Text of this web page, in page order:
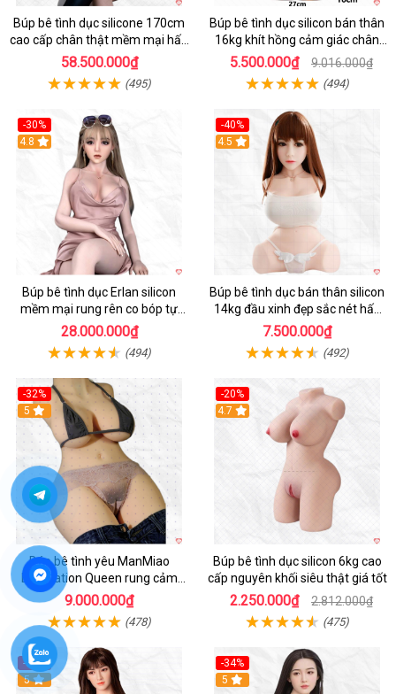
Búp bê tình dục silicone 170cm
cao cấp chân thật mềm mại hấp
dẫn
58.500.000₫
(495)
Búp bê tình dục silicon bán thân
16kg khít hồng cảm giác chân
thực mê hoặc
5.500.000₫ 9.016.000₫
(494)
-30%
4.8
Búp bê tình dục Erlan silicon
mềm mại rung rên co bóp tự
động
28.000.000₫
(494)
-40%
4.5
Búp bê tình dục bán thân silicon
14kg đầu xinh đẹp sắc nét hấp
dẫn
7.500.000₫
(492)
-32%
5
Búp bê tình yêu ManMiao
Ejaculation Queen rung cảm
biến sưởi ấm phun nước thông
minh
9.000.000₫
(478)
-20%
4.7
Búp bê tình dục silicon 6kg cao
cấp nguyên khối siêu thật giá tốt
2.250.000₫ 2.812.000₫
(475)
-36%
Hot
5
-34%
5